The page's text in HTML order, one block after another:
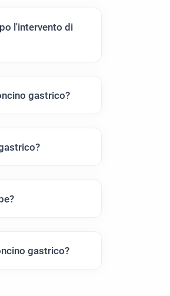
l'intervento di
gastrico?
gastrico?